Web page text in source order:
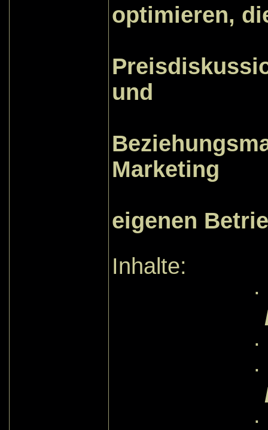
optimieren,
und
Marketing
eigenen
Inhalte:
·
·
·
·